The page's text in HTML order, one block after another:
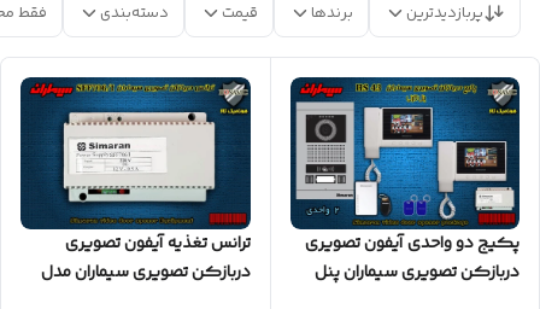
پربازدیدترین برندها قیمت دسته‌بندی فقط
پکیج دو واحدی آیفون تصویری
دربازکن تصویری سیماران پنل
ترانس تغذیه آیفون تصویری
دربازکن تصویری سیماران مدل